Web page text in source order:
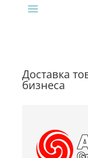
Доставка
бизнеса